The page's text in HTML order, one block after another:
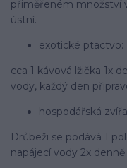
přiměřeném množství
ústní.
exotické ptactvo:
cca 1 kávová lžička 1x
vody, každý den
hospodářská
Drůbeži se podává 1
napájecí vody 2x denně.